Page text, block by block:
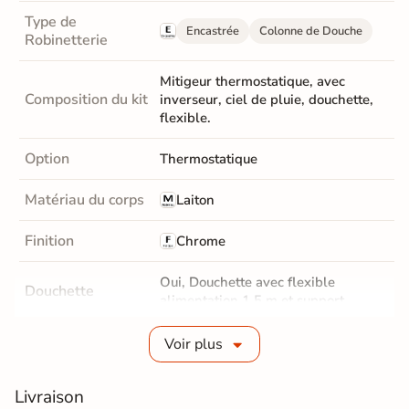
Type de
Robinetterie
Encastrée Colonne de Douche
Composition du kit
Mitigeur thermostatique, avec
inverseur, ciel de pluie, douchette,
flexible.
Option Thermostatique
Matériau du corps Laiton
Finition Chrome
Douchette
Oui, Douchette avec flexible
alimentation 1,5 m et support.
Laiton
Position Ciel de
Voir plus
Livraison